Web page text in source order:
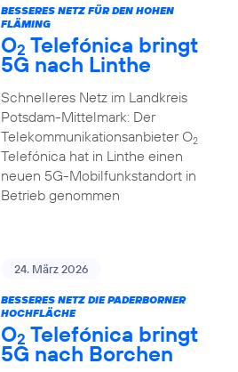
BESSERES NETZ FÜR DEN HOHEN
FLÄMING
O2 Telefónica bringt
5G nach Linthe
Schnelleres Netz im Landkreis
Potsdam-Mittelmark: Der
Telekommunikationsanbieter O2
Telefónica hat in Linthe einen
neuen 5G-Mobilfunkstandort in
Betrieb genommen
24. März 2026
BESSERES NETZ DIE PADERBORNER
HOCHFLÄCHE
O2 Telefónica bringt
5G nach Borchen